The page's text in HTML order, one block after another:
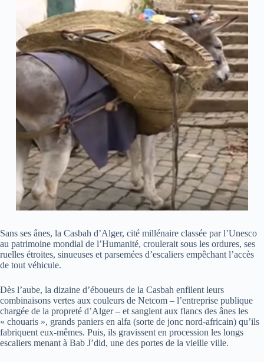
Sans ses ânes, la Casbah d’Alger, cité millénaire classée par l’Unesco
au patrimoine mondial de l’Humanité, croulerait sous les ordures, ses
ruelles étroites, sinueuses et parsemées d’escaliers empêchant l’accès
de tout véhicule.
Dès l’aube, la dizaine d’éboueurs de la Casbah enfilent leurs
combinaisons vertes aux couleurs de Netcom – l’entreprise publique
chargée de la propreté d’Alger – et sanglent aux flancs des ânes les
« chouaris », grands paniers en alfa (sorte de jonc nord-africain) qu’ils
fabriquent eux-mêmes. Puis, ils gravissent en procession les longs
escaliers menant à Bab J’did, une des portes de la vieille ville.